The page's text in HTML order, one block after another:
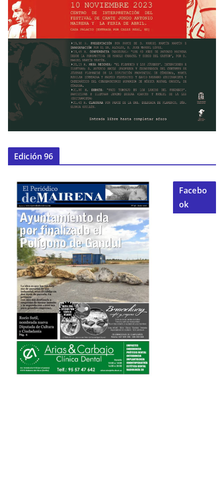
Edición 96
Facebo
ok